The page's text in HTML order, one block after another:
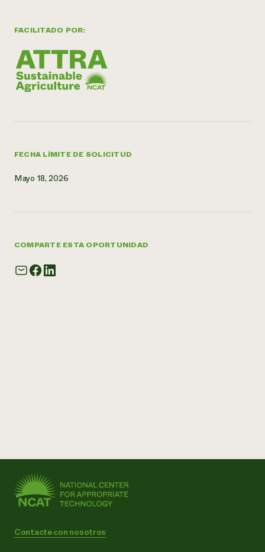
FACILITADO POR:
FECHA LÍMITE DE SOLICITUD
Mayo 18, 2026
COMPARTE ESTA OPORTUNIDAD
Contacte con nosotros